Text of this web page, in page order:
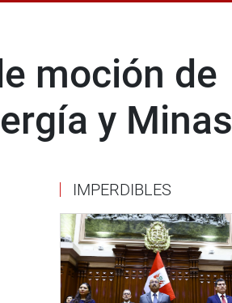
moción de
y Minas
IMPERDIBLES